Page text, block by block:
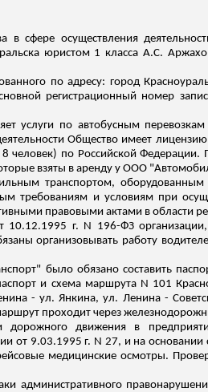
в сфере осуществления
юристом 1 класса А.С.
по адресу: город
регистрационный номер записи
услуги по автобусным
Общество имеет
по Российской Федерации.
взяты в аренду у ООО
транспортом,
требованиям и условиям при
правовыми актами в области
10.12.1995 г. N 196-ФЗ
организовывать работу
было обязано составить
и схема маршрута N 101
- ул.Янкина, ул. Ленина -
проходит через
движения в
от 9.03.1995 г. N 27, и на основании
медицинские осмотры.
административного